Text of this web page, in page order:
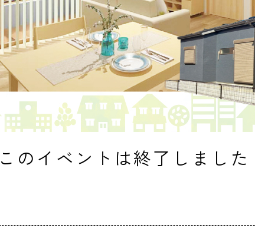
このイベントは終了しました